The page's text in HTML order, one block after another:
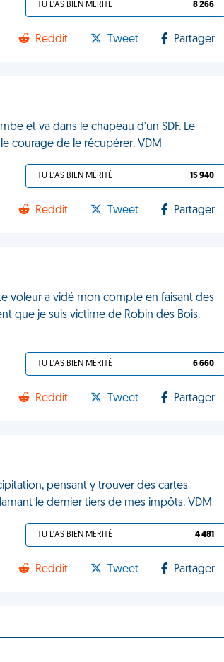
TU L'AS BIEN MÉRITÉ 8 266
Reddit Tweet Partager
et va dans le chapeau d'un SDF. Le
courage de le récupérer. VDM
TU L'AS BIEN MÉRITÉ 15 940
Reddit Tweet Partager
voleur a vidé mon compte en faisant des
que je suis victime de Robin des Bois.
TU L'AS BIEN MÉRITÉ 6 660
Reddit Tweet Partager
pensant y trouver des cartes
le dernier tiers de mes impôts. VDM
TU L'AS BIEN MÉRITÉ 4 481
Reddit Tweet Partager